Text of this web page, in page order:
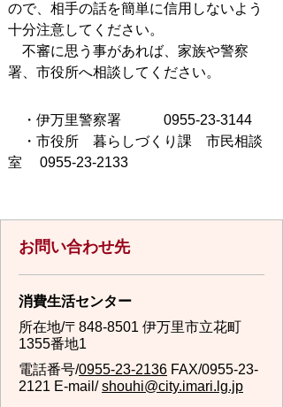
ので、相手の話を簡単に信用しないよう
十分注意してください。
不審に思う事があれば、家族や警察
署、市役所へ相談してください。
・伊万里警察署 0955‐23-3144
・市役所 暮らしづくり課 市民相談
室 0955‐23‐2133
お問い合わせ先
消費生活センター
所在地/〒848-8501 伊万里市立花町
1355番地1
電話番号/0955-23-2136 FAX/0955-23-
2121 E-mail/shouhi@city.imari.lg.jp